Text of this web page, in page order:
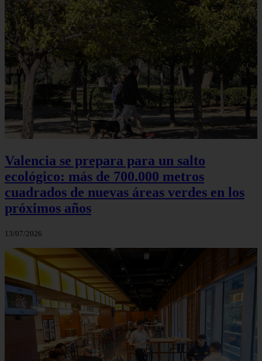
Valencia se prepara para un salto
ecológico: más de 700.000 metros
cuadrados de nuevas áreas verdes en los
próximos años
13/07/2026